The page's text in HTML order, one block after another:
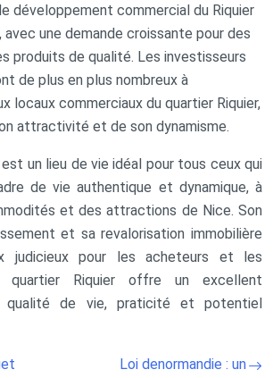
développement commercial du Riquier
une demande croissante pour des
produits de qualité. Les investisseurs
de plus en plus nombreux à
locaux commerciaux du quartier Riquier,
attractivité et de son dynamisme.
un lieu de vie idéal pour tous ceux qui
de vie authentique et dynamique, à
et des attractions de Nice. Son
et sa revalorisation immobilière
judicieux pour les acheteurs et les
quartier Riquier offre un excellent
qualité de vie, praticité et potentiel
Loi denormandie : un